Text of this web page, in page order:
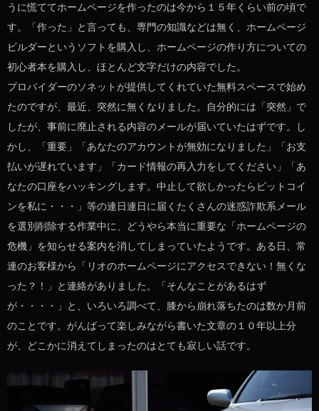
うに慌ててホームページを作ったのは今から１５年くらい前の頃で
す。「作った」と言っても、専門の知識などは無く、ホームページ
ビルダーというソフトを購入し、ホームページの作り方についての
初心者本を購入し、ほとんど文字だけの内容でした。
プロバイダーのソネットが提供してくれていた無料スペースで始め
たのですが、最近、突然に無くなりました。自分的には「突然」で
したが、事前に廃止される内容のメールが届いていたはずです。し
かし、「重要」「あなたのアカウントが無効になりました」「お支
払いが遅れています」「カード情報の再入力をしてください」「あ
なたの口座をハッキングします。中止して欲しかったらビットコイ
ンを私に・・・」等の連日連日に届くたくさんの迷惑詐欺系メール
を選別削除する作業中に、どうやら本当に重要な「ホームページの
危機」を知らせる案内を消してしまっていたようです。ある日、常
連のお客様から「リオのホームページにアクセスできない！無くな
った？！」と連絡がありました。「そんなことがあるはず
が・・・・」と、いろいろ調べて、膝から崩れ落ちたのは数か月前
のことです。がんばって楽しみながら書いた文章の１０年以上分
が、どこかに消えてしまったのはとても寂しい話です。